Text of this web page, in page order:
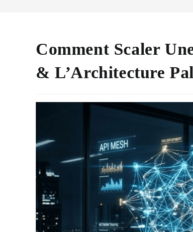
Comment Scaler
& L’Architecture